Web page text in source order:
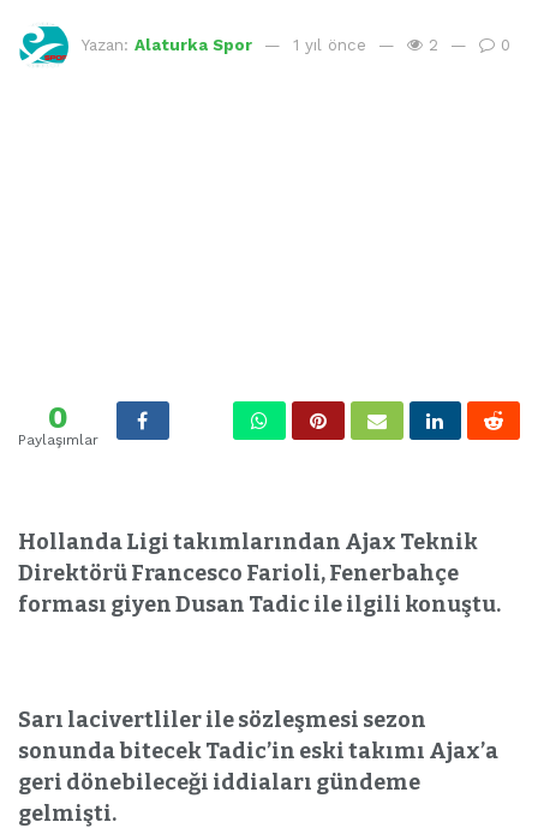
Yazan: Alaturka Spor 1 yıl önce 2 0
0
Paylaşımlar
Hollanda Ligi takımlarından Ajax Teknik
Direktörü Francesco Farioli, Fenerbahçe
forması giyen Dusan Tadic ile ilgili konuştu.
Sarı lacivertliler ile sözleşmesi sezon
sonunda bitecek Tadic’in eski takımı Ajax’a
geri dönebileceği iddiaları gündeme
gelmişti.